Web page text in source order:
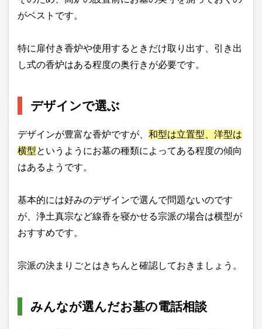
がベストです。
特に扉付き香炉や使用するときだけ取り出す、引き出
し式の香炉はある程度の奥行きが必要です。
デザインで選ぶ
デザインが豊富な香炉ですが、 和型は立置型、洋型は
横型というようにお墓の種類によってある程度の傾向
はあるようです。
基本的には好みのデザインで選んで問題ないのです
が、浄土真宗など線香を寝かせる宗派の場合は横型が
おすすめです。
宗派の決まりごとはきちんと確認しておきましょう。
みんなが選んだお墓の電話相談